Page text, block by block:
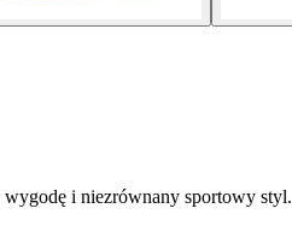
i niezrównany sportowy styl.